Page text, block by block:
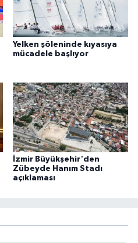
Yelken şöleninde kıyasıya
mücadele başlıyor
İzmir Büyükşehir'den
Zübeyde Hanım Stadı
açıklaması